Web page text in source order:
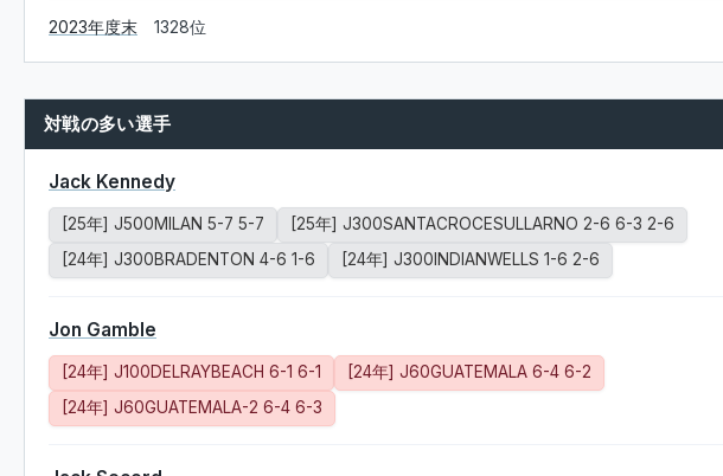
2023年度末 1328位
対戦の多い選手
Jack Kennedy
[25年] J500MILAN 5-7 5-7
[25年] J300SANTACROCESULLARNO 2-6 6-3 2-6
[24年] J300BRADENTON 4-6 1-6
[24年] J300INDIANWELLS 1-6 2-6
Jon Gamble
[24年] J100DELRAYBEACH 6-1 6-1
[24年] J60GUATEMALA 6-4 6-2
[24年] J60GUATEMALA-2 6-4 6-3